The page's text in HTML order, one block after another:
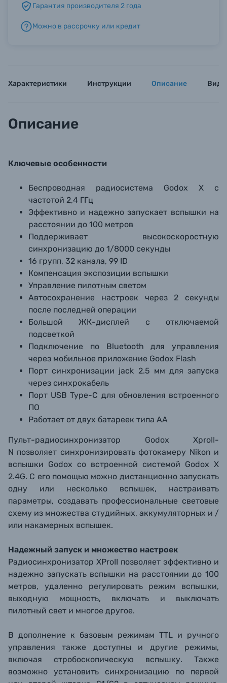
Б/У фототехника (Комиссионные товары)
Гарантия производителя 2 года
Можно в рассрочку или кредит
Характеристики Инструкции Описание
Описание
Ключевые особенности
Беспроводная радиосистема Godox X с
частотой 2,4 ГГц
Эффективно и надежно запускает вспышки на
расстоянии до 100 метров
Поддерживает высокоскоростную
синхронизацию до 1/8000 секунды
16 групп, 32 канала, 99 ID
Компенсация экспозиции вспышки
Управление пилотным светом
Автосохранение настроек через 2 секунды
после последней операции
Большой ЖК-дисплей с отключаемой
подсветкой
Подключение по Bluetooth для управления
через мобильное приложение Godox Flash
Порт синхронизации jack 2.5 мм для запуска
через синхрокабель
Порт USB Type-C для обновления встроенного
ПО
Работает от двух батареек типа АА
Пульт-радиосинхронизатор Godox XproII-
N позволяет синхронизировать фотокамеру Nikon и
вспышки Godox со встроенной системой Godox X
2.4G. С его помощью можно дистанционно запускать
одну или несколько вспышек, настраивать
параметры, создавать профессиональные световые
схему из множества студийных, аккумуляторных и /
или накамерных вспышек.
Надежный запуск и множество настроек
Радиосинхронизатор XProII позволяет эффективно и
надежно запускать вспышки на расстоянии до 100
метров, удаленно регулировать режим вспышки,
выходную мощность, включать и выключать
пилотный свет и многое другое.
В дополнение к базовым режимам TTL и ручного
управления также доступны и другие режимы,
включая стробоскопическую вспышку. Также
возможно установить синхронизацию по первой